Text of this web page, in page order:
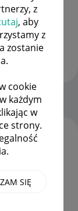
z
, aby
z
zostanie
cookie
każdym
w
strony.
SIĘ
OPCJE
:)